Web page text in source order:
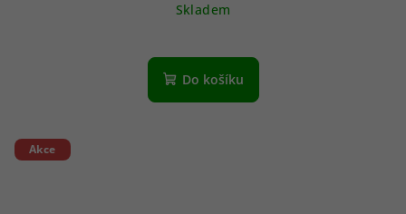
Skladem
Do košíku
Akce